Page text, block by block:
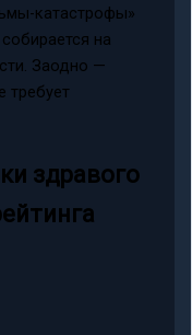
катастрофы»
на
Заодно —
требует
здравого